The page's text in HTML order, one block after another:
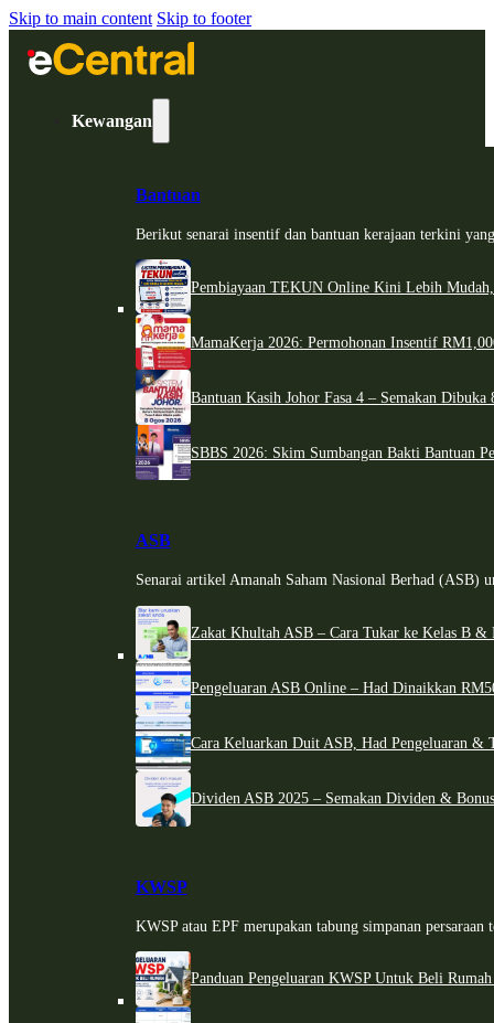
Skip to main content Skip to footer
Kewangan
Bantuan
Berikut senarai insentif dan bantuan kerajaan terkini
Pembiayaan TEKUN Online Kini Lebih
MamaKerja 2026: Permohonan Insentif
Bantuan Kasih Johor Fasa 4 – Semakan
SBBS 2026: Skim Sumbangan Bakti Bantuan
ASB
Senarai artikel Amanah Saham Nasional Berhad (ASB)
Zakat Khultah ASB – Cara Tukar ke Kelas B &
Pengeluaran ASB Online – Had Dinaikkan
Cara Keluarkan Duit ASB, Had Pengeluaran &
Dividen ASB 2025 – Semakan Dividen &
KWSP
KWSP atau EPF merupakan tabung simpanan persaraan
Panduan Pengeluaran KWSP Untuk Beli